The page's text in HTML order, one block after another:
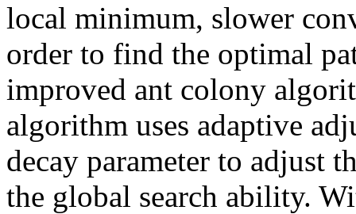
local minimum, slower
order to find the optimal
improved ant colony
algorithm uses adaptive
decay parameter to adjust
the global search ability.